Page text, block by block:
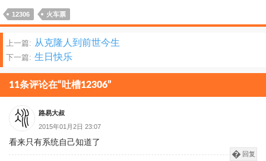
12306 火车票
文
章
分
页
上一篇: 从克隆人到前世今生
下一篇: 生日快乐
11条评论在“吐槽12306”
路易大叔
2015年01月2日 23:07
看来只有系统自己知道了
回复